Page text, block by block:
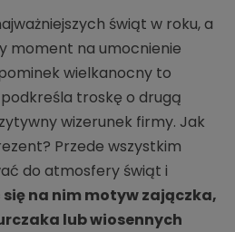
świąt w roku, a
moment na umocnienie
wielkanocny to
troskę o drugą
wizerunek firmy. Jak
Przede wszystkim
do atmosfery świąt i
się na nim motyw zajączka,
lub wiosennych